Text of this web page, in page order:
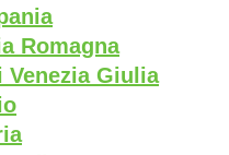
Romagna
Giulia